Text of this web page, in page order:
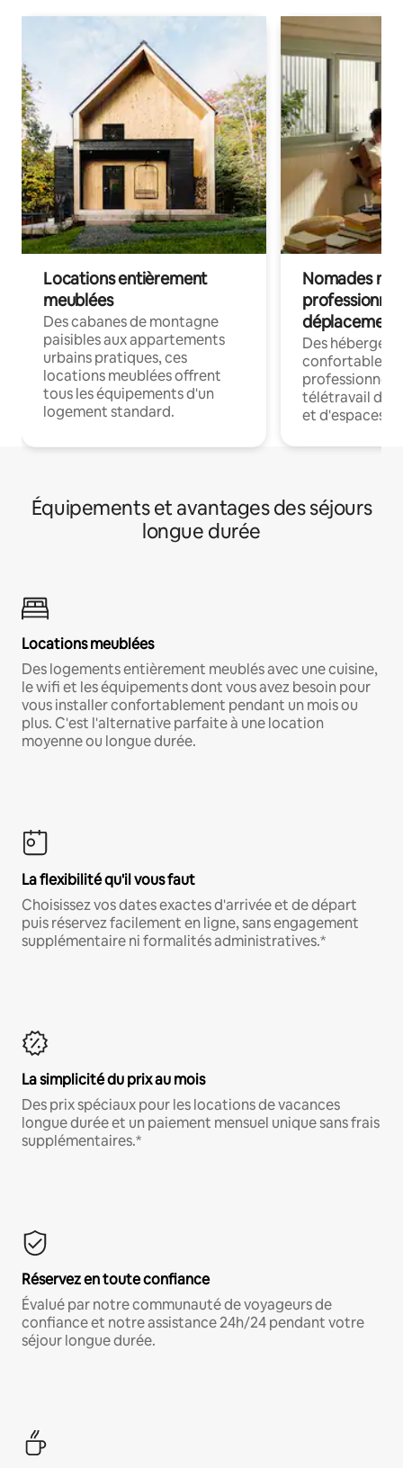
Locations entièrement
meublées
Des cabanes de montagne
paisibles aux appartements
urbains pratiques, ces
locations meublées offrent
tous les équipements d'un
logement standard.
Nomades
déplacement
Des
confortables
professionnels
télétravail
et d'espaces
Équipements et avantages des séjours
longue durée
Locations meublées
Des logements entièrement meublés avec une cuisine,
le wifi et les équipements dont vous avez besoin pour
vous installer confortablement pendant un mois ou
plus. C'est l'alternative parfaite à une location
moyenne ou longue durée.
La flexibilité qu'il vous faut
Choisissez vos dates exactes d'arrivée et de départ
puis réservez facilement en ligne, sans engagement
supplémentaire ni formalités administratives.*
La simplicité du prix au mois
Des prix spéciaux pour les locations de vacances
longue durée et un paiement mensuel unique sans frais
supplémentaires.*
Réservez en toute confiance
Évalué par notre communauté de voyageurs de
confiance et notre assistance 24h/24 pendant votre
séjour longue durée.